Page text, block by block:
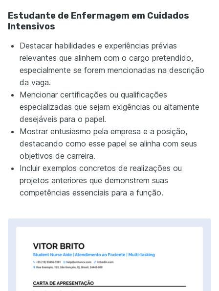
Estudante de Enfermagem em Cuidados
Intensivos
Destacar habilidades e experiências prévias
relevantes que alinhem com o cargo pretendido,
especialmente se forem mencionadas na descrição
da vaga.
Mencionar certificações ou qualificações
especializadas que sejam exigências ou altamente
desejáveis para o papel.
Mostrar entusiasmo pela empresa e a posição,
destacando como esse papel se alinha com seus
objetivos de carreira.
Incluir exemplos concretos de realizações ou
projetos anteriores que demonstrem suas
competências essenciais para a função.